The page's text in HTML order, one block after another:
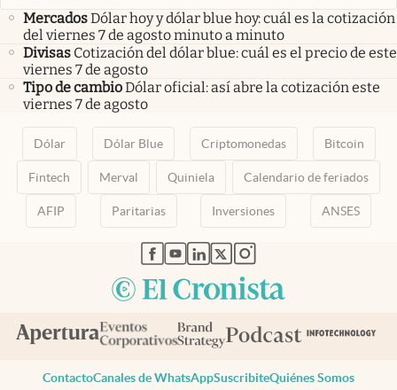
MercadosDólar hoy y dólar blue hoy: cuál es la cotización
del viernes 7 de agosto minuto a minuto
Divisas Cotización del dólar blue: cuál es el precio de este
viernes 7 de agosto
Tipo de cambioDólar oficial: así abre la cotización este
viernes 7 de agosto
Dólar Dólar Blue Criptomonedas Bitcoin
Fintech Merval Quiniela Calendario de feriados
AFIP Paritarias Inversiones ANSES
abre en nueva pestaña
abre en nueva pestaña
abre en nueva pestaña
abre en nueva pestaña
abre en nueva pestaña
ContactoCanales de WhatsAppSuscribiteQuiénes Somos